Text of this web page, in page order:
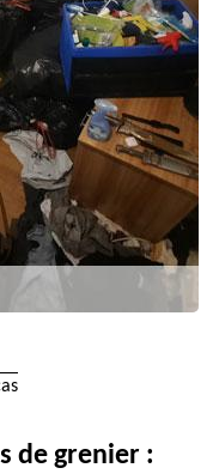
de grenier :